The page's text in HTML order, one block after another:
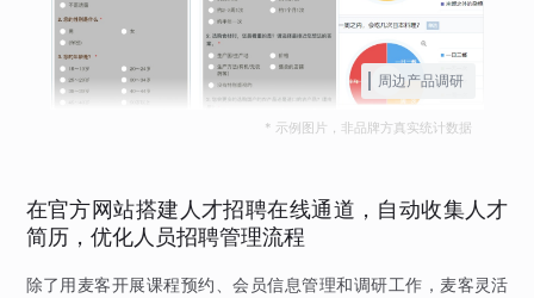
周边产品调研
* 示例图片，非品牌方真实统计数据
在官方网站搭建人才招聘在线通道，自动收集人才
简历，优化人员招聘管理流程
除了用麦客开展课程预约、会员信息管理和调研工作，麦客灵活